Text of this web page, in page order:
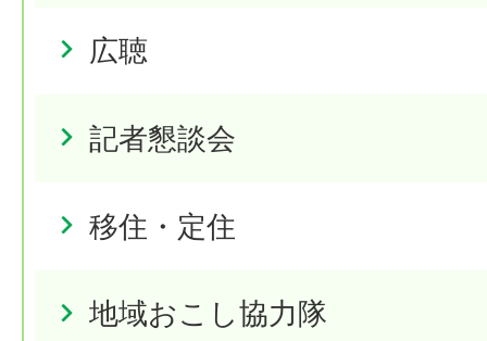
広聴
記者懇談会
移住・定住
地域おこし協力隊